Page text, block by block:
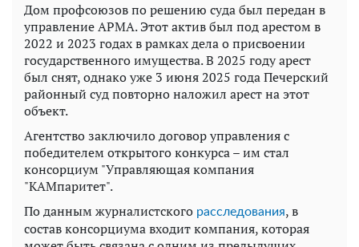
Дом профсоюзов по решению суда был передан в
управление АРМА. Этот актив был под арестом в
2022 и 2023 годах в рамках дела о присвоении
государственного имущества. В 2025 году арест
был снят, однако уже 3 июня 2025 года Печерский
районный суд повторно наложил арест на этот
объект.
Агентство заключило договор управления с
победителем открытого конкурса – им стал
консорциум "Управляющая компания
"КАМпаритет".
По данным журналистского расследования, в
состав консорциума входит компания, которая